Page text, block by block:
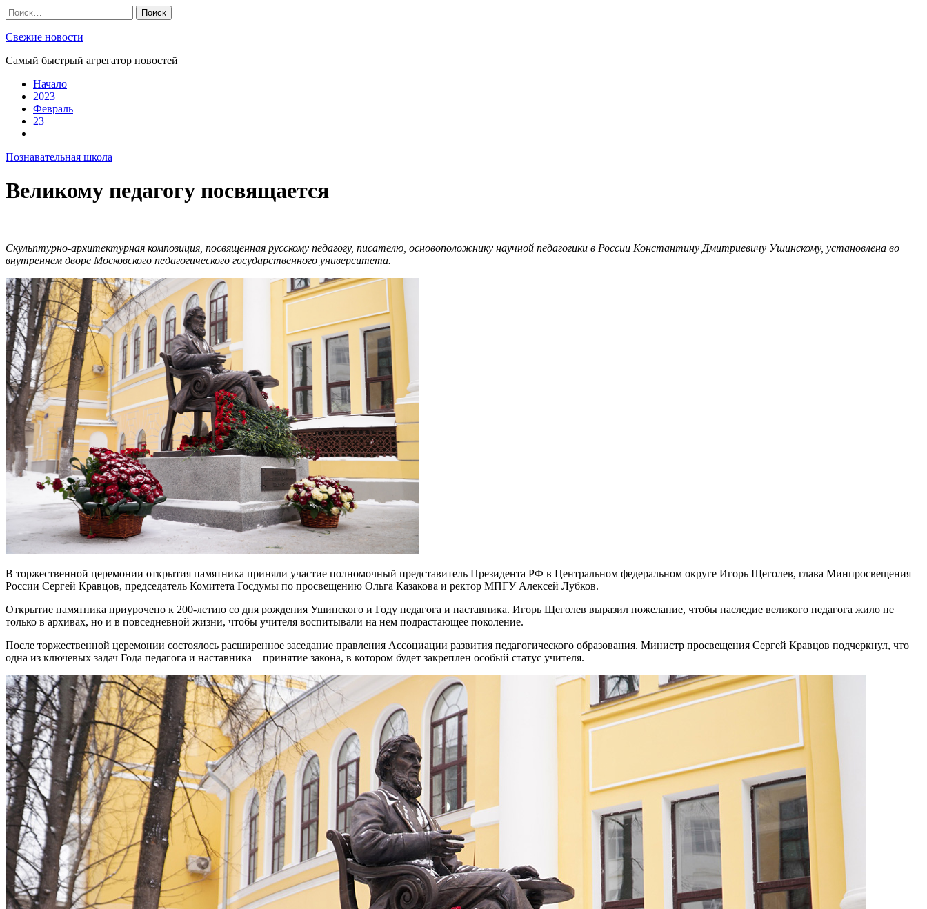
Skip
to
content
Найти:
Свежие новости
Самый быстрый агрегатор новостей
Начало
2023
Февраль
23
Познавательная школа
Великому педагогу посвящается
Скульптурно-архитектурная композиция, посвященная русскому педагогу, писателю, основоположнику научной педагогики в России Константину Дмитриевичу Ушинскому, установлена во
внутреннем дворе Московского педагогического государственного университета.
В торжественной церемонии открытия памятника приняли участие полномочный представитель Президента РФ в Центральном федеральном округе Игорь Щеголев, глава Минпросвещения
России Сергей Кравцов, председатель Комитета Госдумы по просвещению Ольга Казакова и ректор МПГУ Алексей Лубков.
Открытие памятника приурочено к 200‑летию со дня рождения Ушинского и Году педагога и наставника. Игорь Щеголев выразил пожелание, чтобы наследие великого педагога жило не
только в архивах, но и в повседневной жизни, чтобы учителя воспитывали на нем подрастающее поколение.
После торжественной церемонии состоялось расширенное заседание правления Ассоциации развития педагогического образования. Министр просвещения Сергей Кравцов подчеркнул, что
одна из ключевых задач Года педагога и наставника – принятие закона, в котором будет закреплен особый статус учителя.